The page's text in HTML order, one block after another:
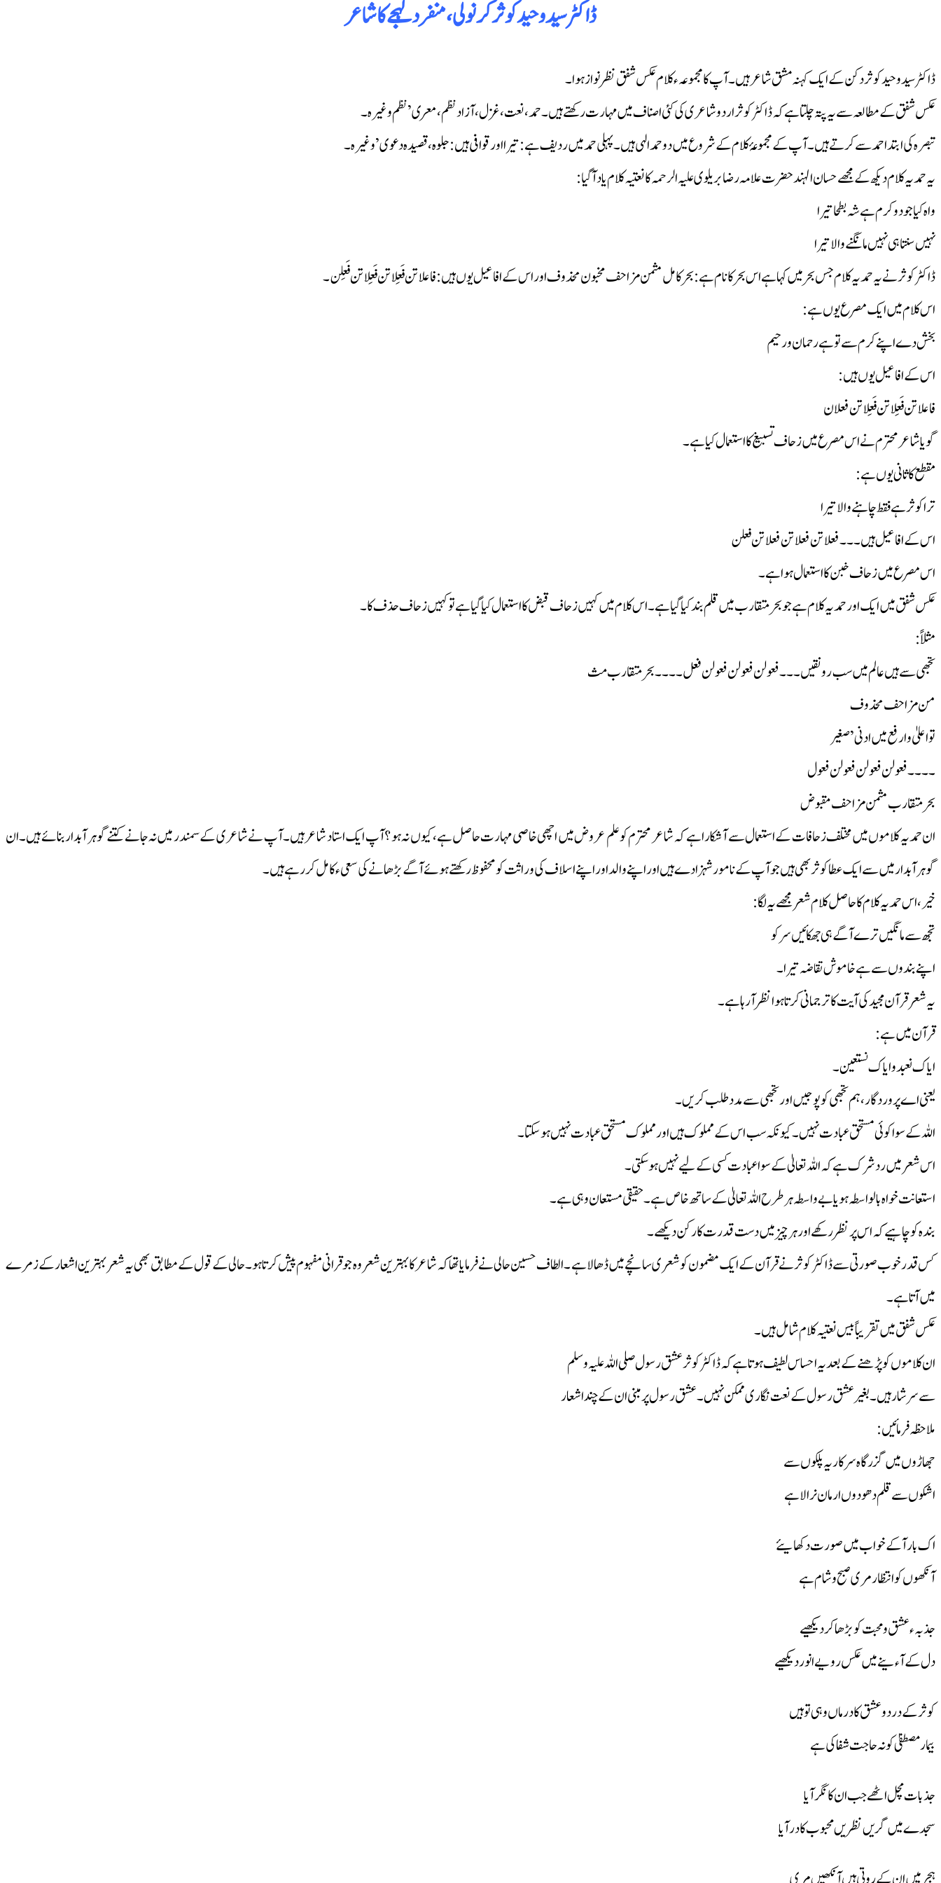
ڈاکٹر سید وحید کوثر کرنولی ، منفرد لہجے کا شاعر
ڈاکٹر سید وحید کوثر دکن کے ایک کہنہ مشق شاعر ہیں ۔آپ کا مجموعہء کلام عکس شفق نظر نواز ہوا۔
عکس شفق کے مطالعہ سے یہ پتہ چلتا ہے کہ ڈاکٹر کوثر اردو شاعری کی کئی اصناف میں مہارت رکھتے ہیں۔حمد، نعت، غزل، آزاد نظم ، معری’ نظم وغیرہ ۔
تبصرہ کی ابتدا حمد سے کرتے ہیں ۔آپ کے مجموعۂ کلام کے شروع میں دو حمد الہی ہیں ۔پہلی حمد میں ردیف ہے: تیرا اور قوافی ہیں : جلوہ ، قصیدہ دعوی’ وغیرہ ۔
یہ حمدیہ کلام دیکھ کے مجھے حسان الہند حضرت علامہ رضا بریلوی علیہ الرحمہ کا نعتیہ کلام یاد آگیا :
واہ کیا جود و کرم ہے شہ بطحا تیرا
نہیں سنتا ہی نہیں مانگنے والا تیرا
ڈاکٹر کوثر نے یہ حمدیہ کلام جس بحر میں کہا ہے اس بحر کا نام ہے:بحر کامل مثمن مزاحف مخبون محذوف اور اس کے افاعیل یوں ہیں : فاعلاتن فَعِلاتن فَعِلاتن فَعِلن۔
اس کلام میں ایک مصرع یوں ہے:
بخش دے اپنے کرم سے تو ہے رحمان و رحیم
اس کے افاعیل یوں ہیں :
فاعلاتن فَعِلاتن فَعِلاتن فعلان
گویا شاعر محترم نے اس مصرع میں زحاف تسبیغ کا استعمال کیا ہے۔
مقطع کا ثانی یوں ہے:
ترا کوثر ہے فقط چاہنے والا تیرا
اس کے افاعیل ہیں ۔۔۔فعلاتن فعلاتن فعلاتن فعلن
اس مصرع میں زحاف خبن کا استعمال ہوا ہے ۔
عکس شفق میں ایک اور حمدیہ کلام ہے جو بحر متقارب میں قلم بند کیا گیا ہے۔اس کلام میں کہیں زحاف قبض کا استعمال کیا گیا ہے تو کہیں زحاف حذف کا۔
مثلاً:
تجھی سے ہیں عالم میں سب رونقیں ۔۔۔فعولن فعولن فعولن فعل۔۔۔۔بحر متقارب مث
من مزاحف محذوف
تو اعلیٰ و ارفع میں ادنی’ صغیر
۔۔۔۔فعولن فعولن فعولن فعول
بحر متقارب مثمن مزاحف مقبوض
ان‌ حمدیہ کلاموں میں مختلف زحافات کے استعمال سے آشکارا ہے کہ شاعر محترم کو علم عروض میں اچھی خاصی مہارت حاصل ہے،کیوں نہ ہو ؟ آپ ایک استاد شاعر ہیں ۔آپ نے شاعری کے سمندر میں نہ جانے کتنے گوہر آبدار بنائے ہیں ۔ان
گوہر آبدار میں سے ایک عطا کوثر بھی ہیں جو آپ کے نامور شہزادے ہیں اور اپنے والد اور اپنے اسلاف کی وراثت کو محفوظ رکھتے ہوئے آگے بڑھانے کی سعیء کامل کر رہے ہیں ۔
خیر، اس حمدیہ کلام کا حاصل کلام شعر مجھے یہ لگا:
تجھ سے مانگیں ترے آگے ہی جھکائیں سر کو
اپنے بندوں سے ہے خاموش تقاضہ تیرا ۔
یہ شعر قرآن مجید کی آیت کا ترجمانی کرتا ہوا نظر آرہا ہے۔
قرآن میں ہے:
ایاک نعبد وایاک نستعین ۔
یعنی اے پرور دگار، ہم تجھی کو پوجیں اور تجھی سے مدد طلب کریں ۔
اللہ کے سوا کوئی مستحق عبادت نہیں ۔کیونکہ سب اس کے مملوک ہیں اور مملوک ‌مستحق عبادت نہیں ہوسکتا۔
اس شعر میں رد شرک ہے کہ اللہ تعالیٰ کے سوا عبادت کسی کے لیے نہیں ہوسکتی۔
استعانت خواہ بالواسطہ ہو یا بے واسطہ ہر طرح اللہ تعالیٰ کے ساتھ خاص ہے۔حقیقی مستعان وہی ہے۔
بندہ کو چاہیے کہ اس پر نظر رکھے اور ہر چیز میں دست قدرت کارکن دیکھے۔
کس قدر خوب صورتی سے ڈاکٹر کوثر نے قرآن کے ایک مضمون کو شعری سانچے میں ڈھالا ہے ۔ الطاف حسین حالی نے فرمایا تھا کہ شاعر کا بہترین شعر وہ جو قرانی مفہوم پیش کرتا ہو۔ حالی کے قول کے مطابق بھی یہ شعر بہترین اشعار کے زمرے
میں آتا ہے۔
عکس شفق میں تقریباً بیس نعتیہ کلام شامل ہیں ۔
ان کلاموں کو پڑھنے کے بعد یہ احساس لطیف ہوتا ہے کہ ڈاکٹر کوثر عشق رسول صلی اللہ علیہ وسلم
سے سرشار ہیں ۔بغیر عشق رسول کے نعت نگاری ممکن نہیں ۔عشق رسول پر مبنی ان کے چند اشعار
ملاحظہ فرمائیں:
جھاڑوں میں گزرگاہ سرکار یہ پلکوں سے
اشکوں سے قلم دھودوں ارمان نرالا ہے
اک بار آکے خواب میں صورت دکھایئے
آنکھوں کو انتظار مری صبح و شام ہے
جذبہء عشق و محبت کو بڑھاکر دیکھیے
دل کے آءینے میں عکس رویے انور دیکھیے
کوثر کے درد و عشق کا درماں وہی تو ہیں
بیمار مصطفیٰ کو نہ حاجت شفا کی ہے
جذبات مچل اٹھے جب ان کا نگر آیا
سجدے میں گریں نظریں محبوب کا در آیا